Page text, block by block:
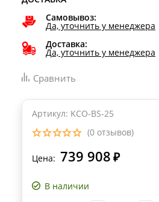
Самовывоз:
Да, уточнить у менеджера
Доставка:
Да, уточнить у менеджера
Сравнить
Артикул: KCO-BS-25
(0 отзывов)
Цена: 739 908 ₽
В наличии